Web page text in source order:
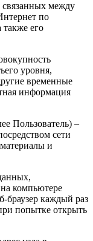
связанных между
по
его
уровня,
временные
информация
Пользователь) –
сети
и
компьютере
браузер каждый раз
попытке открыть